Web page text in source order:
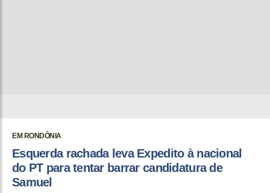
EM RONDÔNIA
Esquerda rachada leva Expedito à nacional
do PT para tentar barrar candidatura de
Samuel